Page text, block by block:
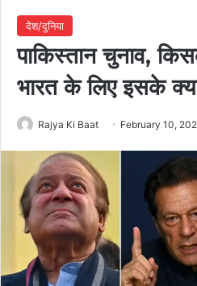
देश/दुनिया
पाकिस्तान चुनाव,
भारत के लिए इसके
Rajya Ki Baat February 10,